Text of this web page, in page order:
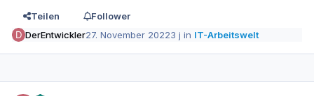
Teilen
Follower
DerEntwickler27. November 20223 j in IT-Arbeitswelt